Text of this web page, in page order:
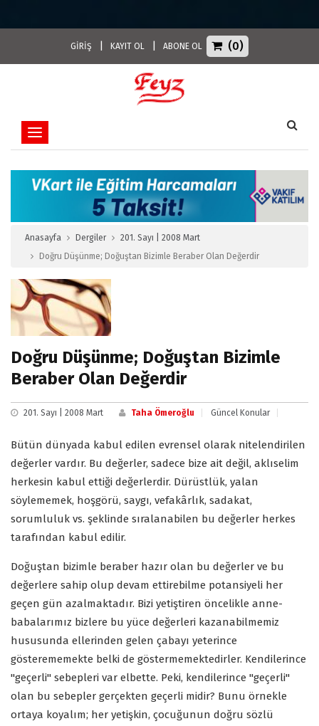
GİRİŞ KAYIT OL ABONE OL (0)
Toggle navigation
Anasayfa Dergiler
201. Sayı | 2008 Mart
Doğru Düşünme; Doğuştan Bizimle Beraber Olan Değerdir
Doğru Düşünme; Doğuştan Bizimle
Beraber Olan Değerdir
201. Sayı | 2008 Mart Taha Ömeroğlu Güncel Konular
Bütün dünyada kabul edilen evrensel olarak nitelendirilen
değerler vardır. Bu değerler, sadece bize ait değil, aklıselim
herkesin kabul ettiği değerlerdir. Dürüstlük, yalan
söylememek, hoşgörü, saygı, vefakârlık, sadakat,
sorumluluk vs. şeklinde sıralanabilen bu değerler herkes
tarafından kabul edilir.
Doğuştan bizimle beraber hazır olan bu değerler ve bu
değerlere sahip olup devam ettirebilme potansiyeli her
geçen gün azalmaktadır. Bizi yetiştiren öncelikle anne-
babalarımız bizlere bu yüce değerleri kazanabilmemiz
hususunda ellerinden gelen çabayı yeterince
gösterememekte belki de göstermemektedirler. Kendilerince
"geçerli" sebepleri var elbette. Peki, kendilerince "geçerli"
olan bu sebepler gerçekten geçerli midir? Bunu örnekle
ortaya koyalım; her yetişkin, çocuğunun doğru sözlü